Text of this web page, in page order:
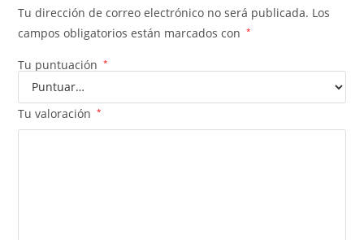
Tu dirección de correo electrónico no será publicada. Los
campos obligatorios están marcados con
*
Tu puntuación *
Tu valoración *